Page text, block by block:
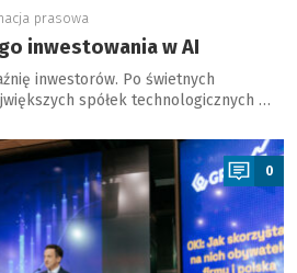
prasowa
inwestowania w AI
inwestorów. Po świetnych
spółek technologicznych …
0